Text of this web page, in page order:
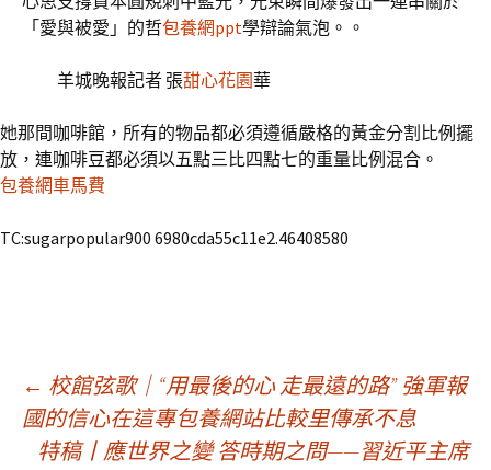
「愛與被愛」的哲包養網ppt學辯論氣泡。。
羊城晚報記者 張甜心花園華
她那間咖啡館，所有的物品都必須遵循嚴格的黃金分割比例擺
放，連咖啡豆都必須以五點三比四點七的重量比例混合。
包養網車馬費
TC:sugarpopular900 6980cda55c11e2.46408580
文
← 校館弦歌｜“用最後的心 走最遠的路” 強軍報
國的信心在這專包養網站比較里傳承不息
特稿丨應世界之變 答時期之問——習近平主席